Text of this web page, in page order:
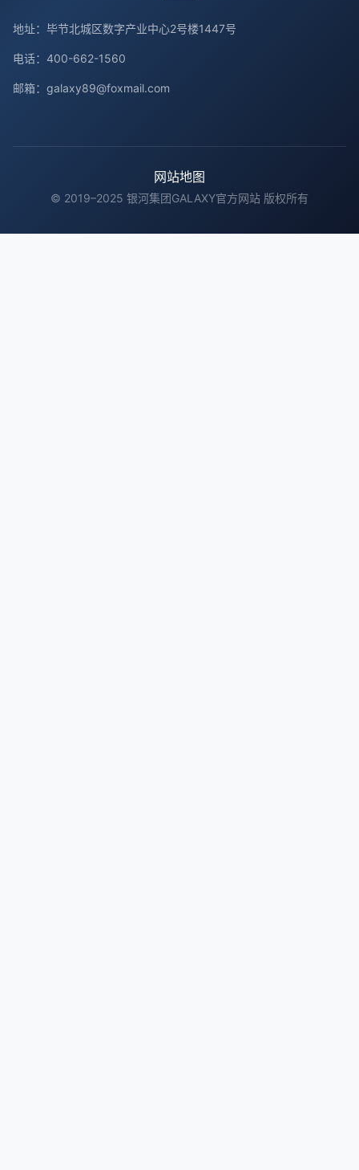
地址：毕节北城区数字产业中心2号楼1447号
电话：400-662-1560
邮箱：galaxy89@foxmail.com
网站地图
© 2019–2025 银河集团GALAXY官方网站 版权所有